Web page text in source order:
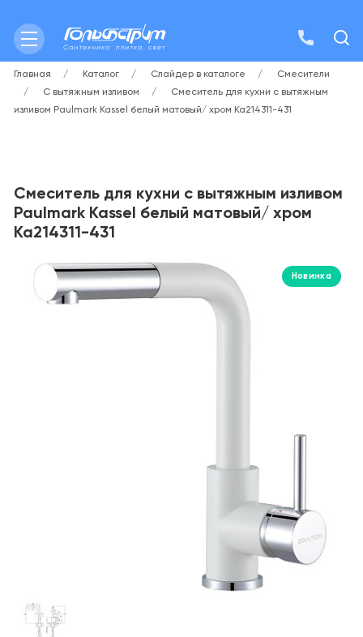
Главная Каталог Слайдер в каталоге
Смесители
С вытяжным изливом
Смеситель для кухни с вытяжным
изливом Paulmark Kassel белый матовый/ хром Ka214311-431
Смеситель для кухни с вытяжным изливом
Paulmark Kassel белый матовый/ хром
Ka214311-431
Новинка